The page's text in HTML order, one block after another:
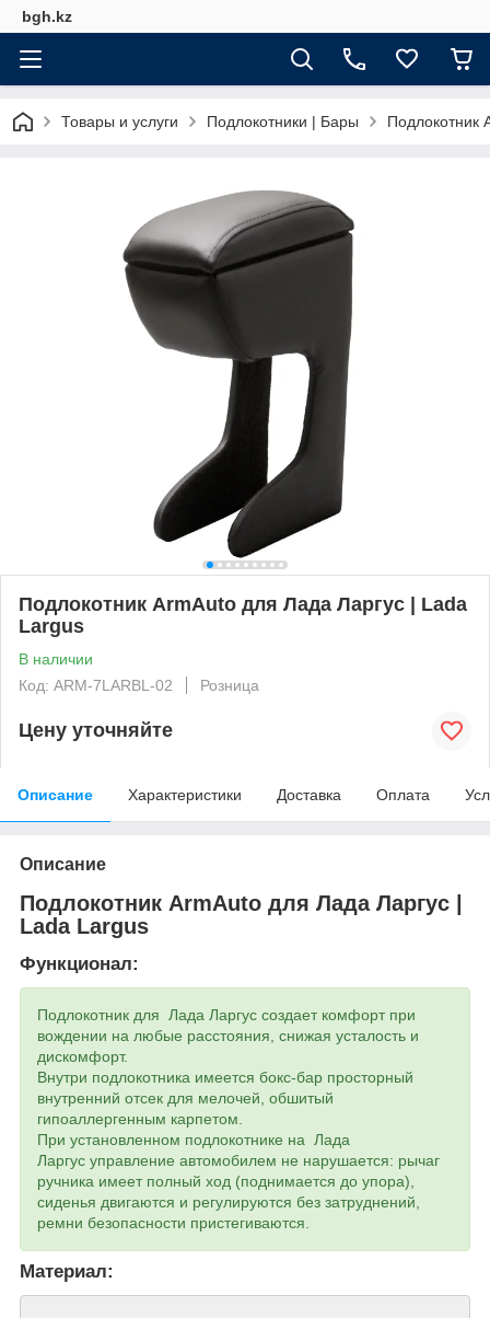
bgh.kz
Товары и услуги Подлокотники | Бары Подлокотник
Подлокотник ArmAuto для Лада Ларгус | Lada
Largus
В наличии
Код: ARM-7LARBL-02
Розница
Цену уточняйте
Описание Характеристики Доставка Оплата
Описание
Подлокотник ArmAuto для Лада Ларгус |
Lada Largus
Функционал:
Подлокотник для Лада Ларгус создает комфорт при
вождении на любые расстояния, снижая усталость и
дискомфорт.
Внутри подлокотника имеется бокс-бар просторный
внутренний отсек для мелочей, обшитый
гипоаллергенным карпетом.
При установленном подлокотнике на Лада
Ларгус управление автомобилем не нарушается: рычаг
ручника имеет полный ход (поднимается до упора),
сиденья двигаются и регулируются без затруднений,
ремни безопасности пристегиваются.
Материал: